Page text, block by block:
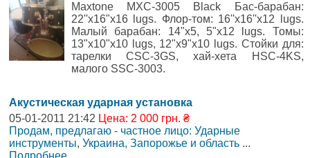
Maxtone MXC-3005 Black Бас-барабан:
22''x16"x16 lugs. Флор-том: 16''x16''x12 lugs.
Малый барабан: 14"x5, 5"x12 lugs. Томы:
13"x10"x10 lugs, 12"x9"x10 lugs. Стойки для:
тарелки CSC-3GS, хай-хета HSC-4KS,
малого SSC-3003.
Акустическая ударная установка
05-01-2011 21:42 Цена: 2 000 грн. ₴
Продам, предлагаю - частное лицо: Ударные
инструменты, Украина, Запорожье и область ...
Подробнее